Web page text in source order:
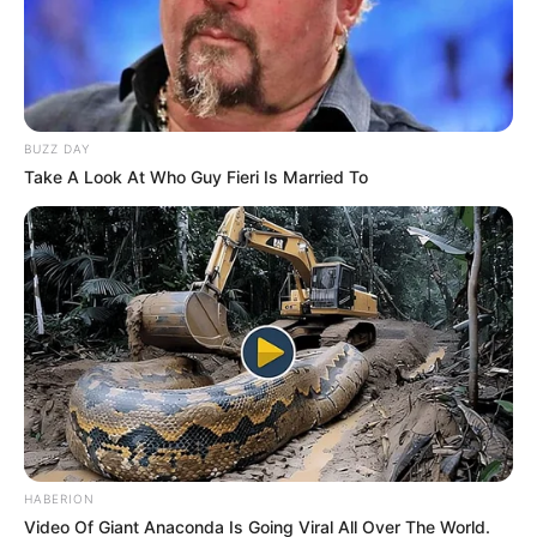
y por el contrario, se distribuyen a los demás
prestadores.
Lea aquí:Impuesto vehicular en Bogotá: Pille hasta
cuándo hay descuentos y ahórrese una platica
BUZZ DAY
Take A Look At Who Guy Fieri Is Married To
HABERION
Video Of Giant Anaconda Is Going Viral All Over The World.